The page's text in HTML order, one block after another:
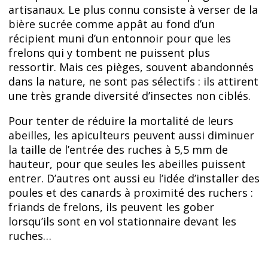
artisanaux. Le plus connu consiste à verser de la
bière sucrée comme appât au fond d’un
récipient muni d’un entonnoir pour que les
frelons qui y tombent ne puissent plus
ressortir. Mais ces pièges, souvent abandonnés
dans la nature, ne sont pas sélectifs : ils attirent
une très grande diversité d’insectes non ciblés.
Pour tenter de réduire la mortalité de leurs
abeilles, les apiculteurs peuvent aussi diminuer
la taille de l’entrée des ruches à 5,5 mm de
hauteur, pour que seules les abeilles puissent
entrer. D’autres ont aussi eu l’idée d’installer des
poules et des canards à proximité des ruchers :
friands de frelons, ils peuvent les gober
lorsqu’ils sont en vol stationnaire devant les
ruches…